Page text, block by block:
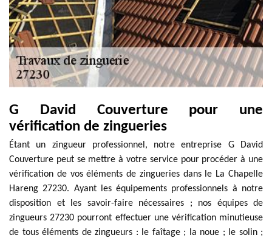
G David Couverture pour une
vérification de zingueries
Étant un zingueur professionnel, notre entreprise G David
Couverture peut se mettre à votre service pour procéder à une
vérification de vos éléments de zingueries dans le La Chapelle
Hareng 27230. Ayant les équipements professionnels à notre
disposition et les savoir-faire nécessaires ; nos équipes de
zingueurs 27230 pourront effectuer une vérification minutieuse
de tous éléments de zingueurs : le faîtage ; la noue ; le solin ;